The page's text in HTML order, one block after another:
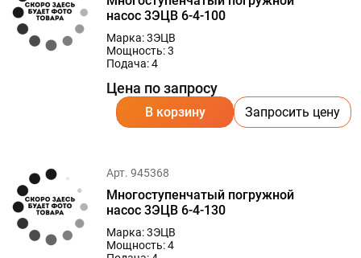
насос 3ЭЦВ 6-4-100
Марка: 3ЭЦВ
Мощность: 3
Подача: 4
Цена по запросу
В корзину Запросить цену
Арт. 945368
Многоступенчатый погружной
насос 3ЭЦВ 6-4-130
Марка: 3ЭЦВ
Мощность: 4